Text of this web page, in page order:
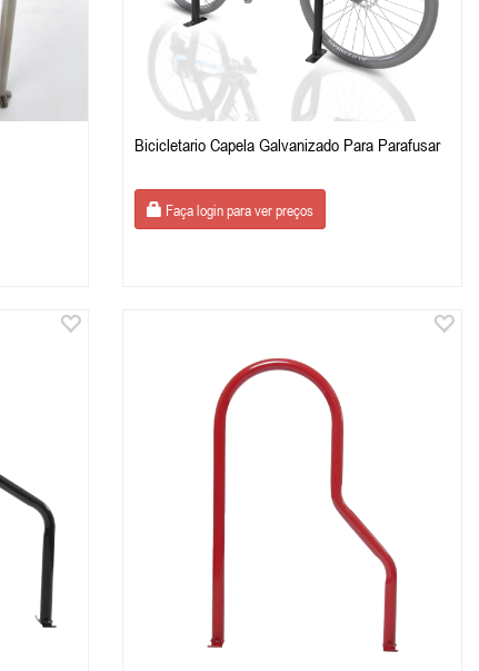
Bicicletario Capela Galvanizado Para Parafusar
Faça login para ver preços